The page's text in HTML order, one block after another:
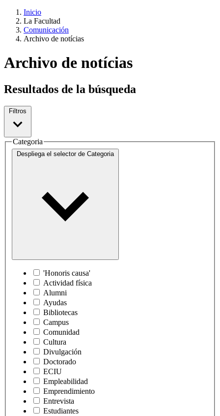
Inicio
La Facultad
Comunicación
Archivo de notícias
Archivo de notícias
Resultados de la búsqueda
Filtros
Categoria
Despliega el selector de Categoria
'Honoris causa'
Actividad física
Alumni
Ayudas
Bibliotecas
Campus
Comunidad
Cultura
Divulgación
Doctorado
ECIU
Empleabilidad
Emprendimiento
Entrevista
Estudiantes